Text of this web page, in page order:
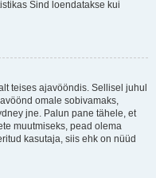
Sind loendatakse kui
teises ajavööndis. Sellisel juhul
omale sobivamaks,
jne. Palun pane tähele, et
muutmiseks, pead olema
kasutaja, siis ehk on nüüd